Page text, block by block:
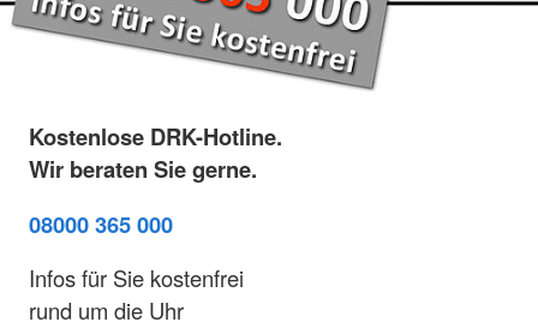
Kostenlose DRK-Hotline.
Wir beraten Sie gerne.
08000 365 000
Infos für Sie kostenfrei
rund um die Uhr